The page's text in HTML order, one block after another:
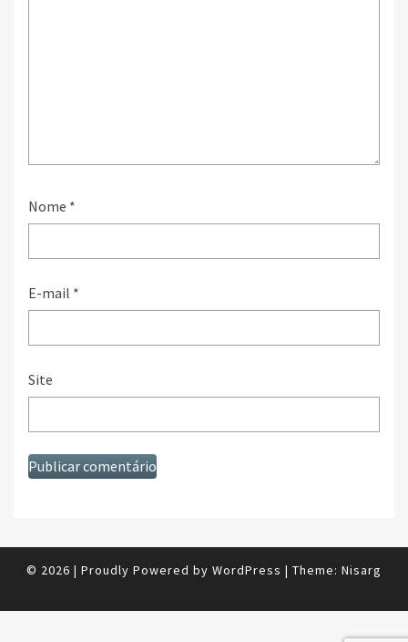
Nome *
E-mail *
Site
© 2026 | Proudly Powered by WordPress | Theme: Nisarg